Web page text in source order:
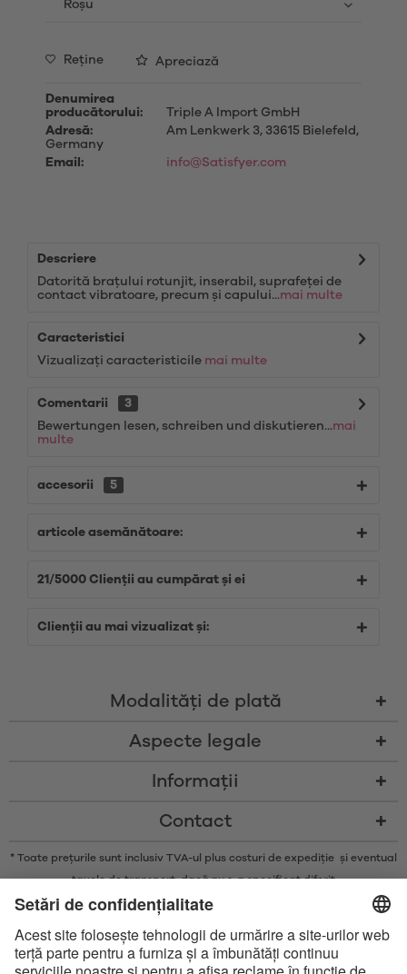
Reţine Apreciază
Denumirea
producătorului:
Triple A Import GmbH
Adresă:
Am Lenkwerk 3, 33615 Bielefeld,
Germany
Email:
info@Satisfyer.com
Descriere
Datorită brațului rotunjit, inserabil, suprafeței de
contact vibratoare, precum și capului...mai multe
Caracteristici
Vizualizați caracteristicile mai multe
Comentarii
3
Bewertungen lesen, schreiben und diskutieren...mai
multe
accesorii 5
articole asemănătoare:
21/5000 Clienții au cumpărat și ei
Clienții au mai vizualizat și:
Modalităţi de plată
Aspecte legale
Informații
Contact
* Toate prețurile sunt inclusiv TVA-ul plus costuri de expediție și eventual
taxele de transport, dacă nu s-a specificat diferit
* Marca și logo-urile Bluetooth® sunt mărci comerciale înregistrate
Satisfyer GmbH se face doar sub licență.
Apple, sigla Apple și Apple Watch sunt mărci comerciale ale Apple Inc.